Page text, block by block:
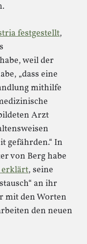
festgestellt,
weil der
„dass eine
mithilfe
Arzt
gefährden.“ In
von Berg habe
, seine
an ihr
mit den Worten
den neuen